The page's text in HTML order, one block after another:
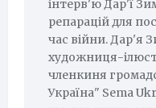
інтерв'ю Дар'ї
репарацій для
час війни. Дар'я
художниця-
членкиня
Україна" Sema